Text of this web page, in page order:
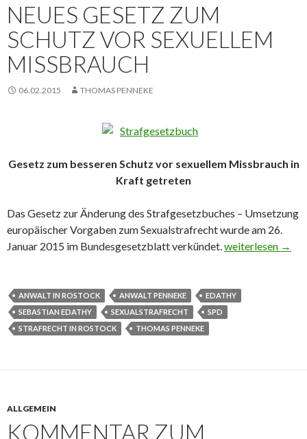
NEUES GESETZ ZUM
SCHUTZ VOR SEXUELLEM
MISSBRAUCH
06.02.2015 THOMAS PENNEKE
Gesetz zum besseren Schutz vor sexuellem Missbrauch in
Kraft getreten
Das Gesetz zur Änderung des Strafgesetzbuches – Umsetzung
europäischer Vorgaben zum Sexualstrafrecht wurde am 26.
Januar 2015 im Bundesgesetzblatt verkündet.Neues Gesetz
weiterlesen →
ANWALT IN ROSTOCK ANWALT PENNEKE
EDATHY
SEBASTIAN EDATHY
SEXUALSTRAFRECHT
SPD
STRAFRECHT IN ROSTOCK
THOMAS PENNEKE
ALLGEMEIN
KOMMENTAR ZUM